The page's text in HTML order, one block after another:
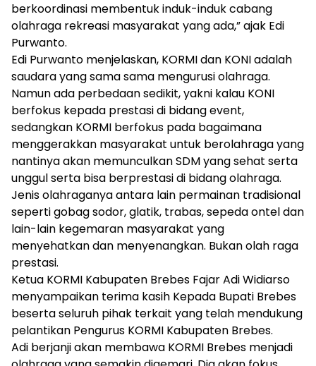
berkoordinasi membentuk induk-induk cabang
olahraga rekreasi masyarakat yang ada,” ajak Edi
Purwanto.
Edi Purwanto menjelaskan, KORMI dan KONI adalah
saudara yang sama sama mengurusi olahraga.
Namun ada perbedaan sedikit, yakni kalau KONI
berfokus kepada prestasi di bidang event,
sedangkan KORMI berfokus pada bagaimana
menggerakkan masyarakat untuk berolahraga yang
nantinya akan memunculkan SDM yang sehat serta
unggul serta bisa berprestasi di bidang olahraga.
Jenis olahraganya antara lain permainan tradisional
seperti gobag sodor, glatik, trabas, sepeda ontel dan
lain-lain kegemaran masyarakat yang
menyehatkan dan menyenangkan. Bukan olah raga
prestasi.
Ketua KORMI Kabupaten Brebes Fajar Adi Widiarso
menyampaikan terima kasih Kepada Bupati Brebes
beserta seluruh pihak terkait yang telah mendukung
pelantikan Pengurus KORMI Kabupaten Brebes.
Adi berjanji akan membawa KORMI Brebes menjadi